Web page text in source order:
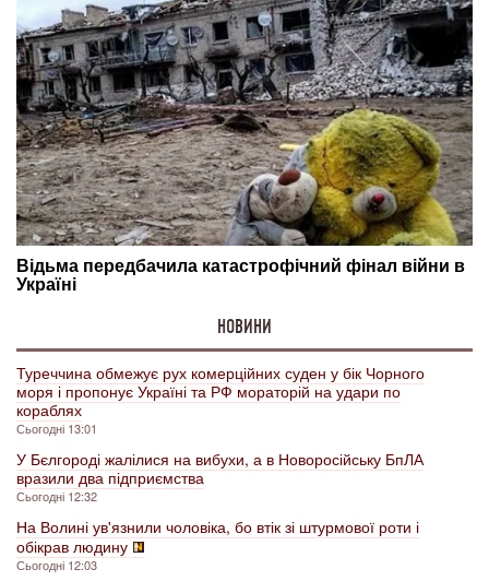
НОВИНИ
Туреччина обмежує рух комерційних суден у бік Чорного
моря і пропонує Україні та РФ мораторій на удари по
кораблях
Сьогодні 13:01
У Бєлгороді жалілися на вибухи, а в Новоросійську БпЛА
вразили два підприємства
Сьогодні 12:32
На Волині ув'язнили чоловіка, бо втік зі штурмової роти і
обікрав людину
Сьогодні 12:03